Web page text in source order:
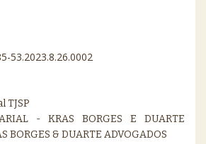
53.2023.8.26.0002
TJSP
- KRAS BORGES E DUARTE
BORGES & DUARTE ADVOGADOS